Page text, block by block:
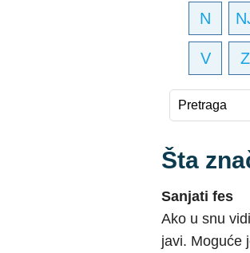
N
V Z
Šta
Sanjati fes
Ako u snu
javi. Moguće